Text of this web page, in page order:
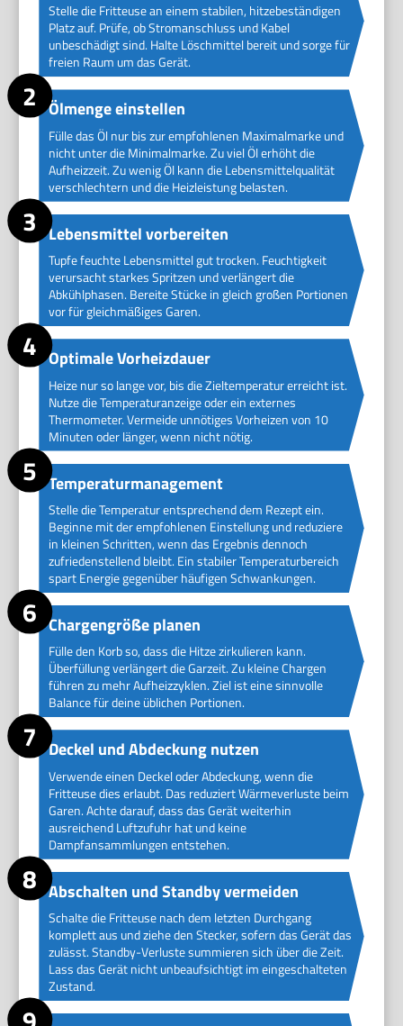
Stelle die Fritteuse an einem stabilen, hitzebeständigen
Platz auf. Prüfe, ob Stromanschluss und Kabel
unbeschädigt sind. Halte Löschmittel bereit und sorge für
freien Raum um das Gerät.
Ölmenge einstellen
Fülle das Öl nur bis zur empfohlenen Maximalmarke und
nicht unter die Minimalmarke. Zu viel Öl erhöht die
Aufheizzeit. Zu wenig Öl kann die Lebensmittelqualität
verschlechtern und die Heizleistung belasten.
Lebensmittel vorbereiten
Tupfe feuchte Lebensmittel gut trocken. Feuchtigkeit
verursacht starkes Spritzen und verlängert die
Abkühlphasen. Bereite Stücke in gleich großen Portionen
vor für gleichmäßiges Garen.
Optimale Vorheizdauer
Heize nur so lange vor, bis die Zieltemperatur erreicht ist.
Nutze die Temperaturanzeige oder ein externes
Thermometer. Vermeide unnötiges Vorheizen von 10
Minuten oder länger, wenn nicht nötig.
Temperaturmanagement
Stelle die Temperatur entsprechend dem Rezept ein.
Beginne mit der empfohlenen Einstellung und reduziere
in kleinen Schritten, wenn das Ergebnis dennoch
zufriedenstellend bleibt. Ein stabiler Temperaturbereich
spart Energie gegenüber häufigen Schwankungen.
Chargengröße planen
Fülle den Korb so, dass die Hitze zirkulieren kann.
Überfüllung verlängert die Garzeit. Zu kleine Chargen
führen zu mehr Aufheizzyklen. Ziel ist eine sinnvolle
Balance für deine üblichen Portionen.
Deckel und Abdeckung nutzen
Verwende einen Deckel oder Abdeckung, wenn die
Fritteuse dies erlaubt. Das reduziert Wärmeverluste beim
Garen. Achte darauf, dass das Gerät weiterhin
ausreichend Luftzufuhr hat und keine
Dampfansammlungen entstehen.
Abschalten und Standby vermeiden
Schalte die Fritteuse nach dem letzten Durchgang
komplett aus und ziehe den Stecker, sofern das Gerät das
zulässt. Standby-Verluste summieren sich über die Zeit.
Lass das Gerät nicht unbeaufsichtigt im eingeschalteten
Zustand.